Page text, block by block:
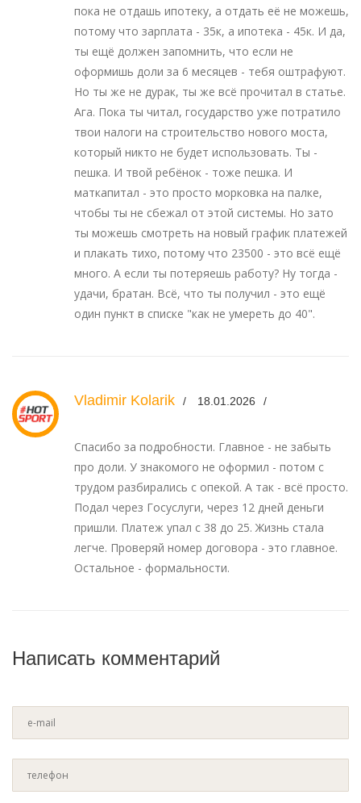
пока не отдашь ипотеку, а отдать её не можешь,
потому что зарплата - 35к, а ипотека - 45к. И да,
ты ещё должен запомнить, что если не
оформишь доли за 6 месяцев - тебя оштрафуют.
Но ты же не дурак, ты же всё прочитал в статье.
Ага. Пока ты читал, государство уже потратило
твои налоги на строительство нового моста,
который никто не будет использовать. Ты -
пешка. И твой ребёнок - тоже пешка. И
маткапитал - это просто морковка на палке,
чтобы ты не сбежал от этой системы. Но зато
ты можешь смотреть на новый график платежей
и плакать тихо, потому что 23500 - это всё ещё
много. А если ты потеряешь работу? Ну тогда -
удачи, братан. Всё, что ты получил - это ещё
один пункт в списке "как не умереть до 40".
Vladimir Kolarik 18.01.2026
Спасибо за подробности. Главное - не забыть
про доли. У знакомого не оформил - потом с
трудом разбирались с опекой. А так - всё просто.
Подал через Госуслуги, через 12 дней деньги
пришли. Платеж упал с 38 до 25. Жизнь стала
легче. Проверяй номер договора - это главное.
Остальное - формальности.
Написать комментарий